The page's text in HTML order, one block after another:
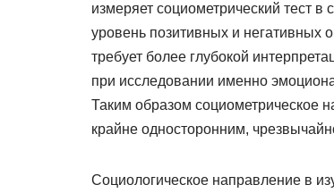
измеряет социометрический тест
уровень позитивных и негативных
требует более глубокой
при исследовании именно
Таким образом социометрическое
крайне односторонним,
Социологическое направление в